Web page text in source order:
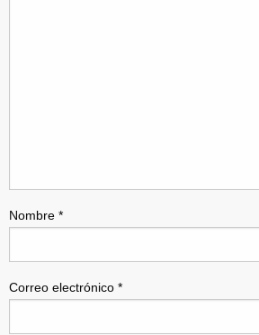
Nombre *
Correo electrónico *